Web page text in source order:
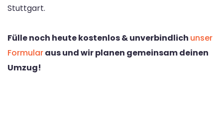
Stuttgart.
Fülle noch heute kostenlos & unverbindlich unser
Formularaus und wir planen gemeinsam deinen
Umzug!